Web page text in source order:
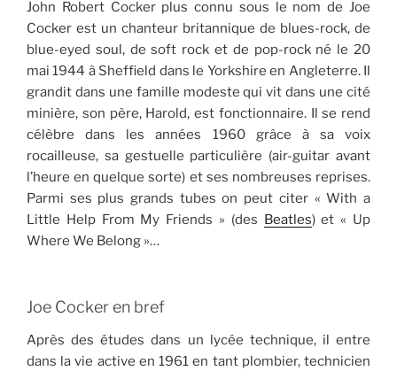
John Robert Cocker plus connu sous le nom de Joe
Cocker est un chanteur britannique de blues-rock, de
blue-eyed soul, de soft rock et de pop-rock né le 20
mai 1944 à Sheffield dans le Yorkshire en Angleterre. Il
grandit dans une famille modeste qui vit dans une cité
minière, son père, Harold, est fonctionnaire. Il se rend
célèbre dans les années 1960 grâce à sa voix
rocailleuse, sa gestuelle particulière (air-guitar avant
l’heure en quelque sorte) et ses nombreuses reprises.
Parmi ses plus grands tubes on peut citer « With a
Little Help From My Friends » (des Beatles) et « Up
Where We Belong »…
Joe Cocker en bref
Après des études dans un lycée technique, il entre
dans la vie active en 1961 en tant plombier, technicien